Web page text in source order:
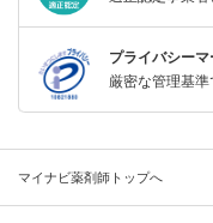
プライバシー
厳密な管理基準
マイナビ薬剤師トップへ